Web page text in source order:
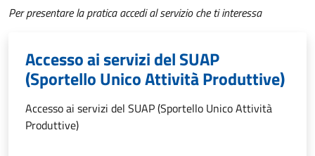
Per presentare la pratica accedi al servizio che ti interessa
Accesso ai servizi del SUAP
(Sportello Unico Attività Produttive)
Accesso ai servizi del SUAP (Sportello Unico Attività
Produttive)